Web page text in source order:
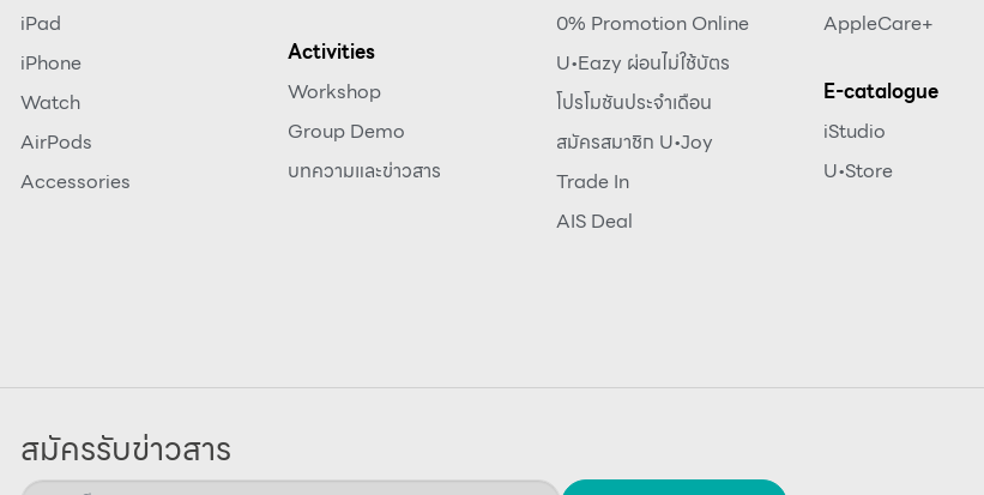
iPad
iPhone
Watch
AirPods
Accessories
Activities
Workshop
Group Demo
บทความและข่าวสาร
0% Promotion Online
U•Eazy ผ่อนไม่ใช้บัตร
โปรโมชันประจำเดือน
สมัครสมาชิก U•Joy
Trade In
AIS Deal
AppleCare+
E-catalogue
iStudio
U•Store
สมัครรับข่าวสาร